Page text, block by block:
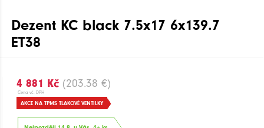
Dezent KC black 7.5x17 6x139.7
ET38
4 881 Kč (203.38 €)
Cena vč. DPH
AKCE NA TPMS TLAKOVÉ VENTILKY